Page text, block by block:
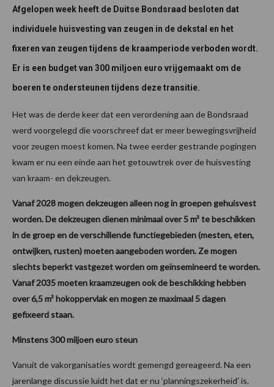
Afgelopen week heeft de Duitse Bondsraad besloten dat
individuele huisvesting van zeugen in de dekstal en het
fixeren van zeugen tijdens de kraamperiode verboden wordt.
Er is een budget van 300 miljoen euro vrijgemaakt om de
boeren te ondersteunen tijdens deze transitie.
Het was de derde keer dat een verordening aan de Bondsraad
werd voorgelegd die voorschreef dat er meer bewegingsvrijheid
voor zeugen moest komen. Na twee eerder gestrande pogingen
kwam er nu een einde aan het getouwtrek over de huisvesting
van kraam- en dekzeugen.
Vanaf 2028 mogen dekzeugen alleen nog in groepen gehuisvest
worden. De dekzeugen dienen minimaal over 5 m² te beschikken
in de groep en de verschillende functiegebieden (mesten, eten,
ontwijken, rusten) moeten aangeboden worden. Ze mogen
slechts beperkt vastgezet worden om geïnsemineerd te worden.
Vanaf 2035 moeten kraamzeugen ook de beschikking hebben
over 6,5 m² hokoppervlak en mogen ze maximaal 5 dagen
gefixeerd staan.
Minstens 300 miljoen euro steun
Vanuit de vakorganisaties wordt gemengd gereageerd. Na een
jarenlange discussie luidt het dat er nu ‘planningszekerheid’ is.